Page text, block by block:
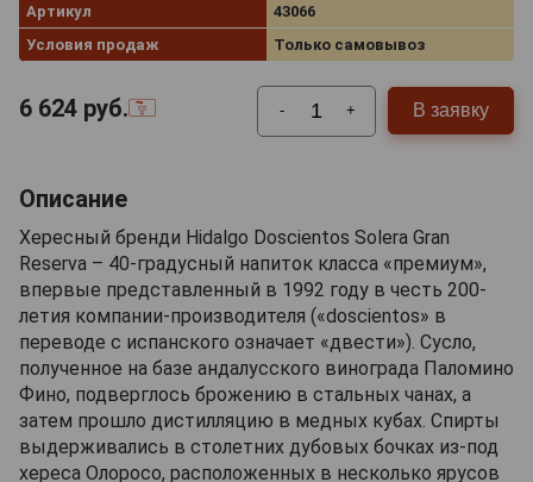
Артикул
43066
Условия продаж
Только самовывоз
6 624 руб. - + В заявку
Описание
Хересный бренди Hidalgo Doscientos Solera Gran
Reserva – 40-градусный напиток класса «премиум»,
впервые представленный в 1992 году в честь 200-
летия компании-производителя («doscientos» в
переводе с испанского означает «двести»). Сусло,
полученное на базе андалусского винограда Паломино
Фино, подверглось брожению в стальных чанах, а
затем прошло дистилляцию в медных кубах. Спирты
выдерживались в столетних дубовых бочках из-под
хереса Олоросо, расположенных в несколько ярусов